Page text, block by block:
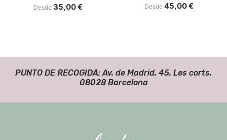
Desde 35,00€ Desde 45,00€
PUNTO DE RECOGIDA: Av. de Madrid, 45, Les corts,
08028 Barcelona